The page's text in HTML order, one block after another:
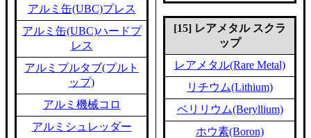
アルミ缶(UBC)プレス
アルミ缶(UBC)ハードプ
レス
アルミプルタブ(プルト
ップ)
アルミ機械コロ
アルミシュレッダー
[15] レアメタル スクラ
ップ
レアメタル(Rare Metal)
リチウム(Lithium)
ベリリウム(Beryllium)
ホウ素(Boron)